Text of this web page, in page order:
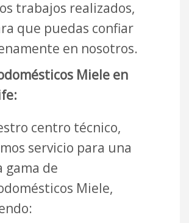
trabajos realizados,
que puedas confiar
en nosotros.
Miele en
centro técnico,
servicio para una
gama de
Miele,